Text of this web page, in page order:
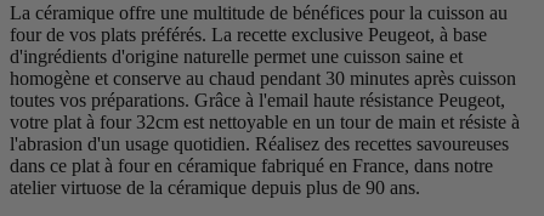
La céramique offre une multitude de bénéfices pour la cuisson au
four de vos plats préférés. La recette exclusive Peugeot, à base
d'ingrédients d'origine naturelle permet une cuisson saine et
homogène et conserve au chaud pendant 30 minutes après cuisson
toutes vos préparations. Grâce à l'email haute résistance Peugeot,
votre plat à four 32cm est nettoyable en un tour de main et résiste à
l'abrasion d'un usage quotidien. Réalisez des recettes savoureuses
dans ce plat à four en céramique fabriqué en France, dans notre
atelier virtuose de la céramique depuis plus de 90 ans.